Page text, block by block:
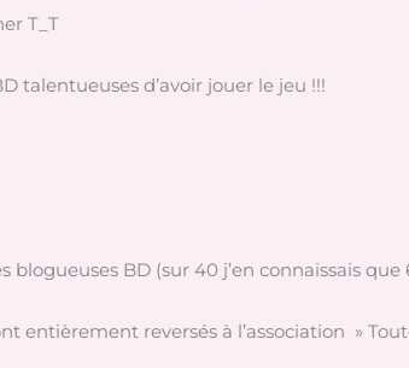
T_T
talentueuses d’avoir jouer le jeu !!!
BD (sur 40 j’en connaissais que
entièrement reversés à l’association »